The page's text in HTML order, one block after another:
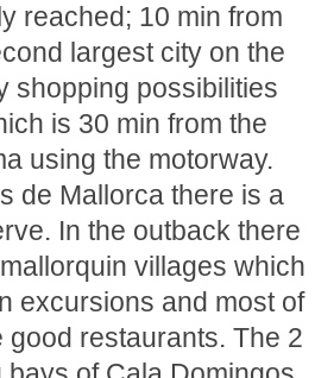
reached; 10 min from
largest city on the
shopping possibilities
is 30 min from the
using the motorway.
de Mallorca there is a
In the outback there
villages which
excursions and most of
restaurants. The 2